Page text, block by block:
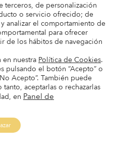
BAR
Oeste
753
22:00
cita
terceros, de personalización
o servicio ofrecido; de
analizar el comportamiento de
para ofrecer
de los hábitos de navegación
nuestra Política de Cookies.
pulsando el botón “Acepto” o
Acepto”. También puede
aceptarlas o rechazarlas
en Panel de